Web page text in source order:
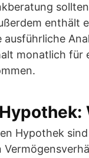
enthält
monatlich
Hypothek